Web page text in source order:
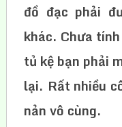
đồ đạc phải
khác. Chưa
tủ kệ bạn phải
lại. Rất nhiều
nản vô cùng.